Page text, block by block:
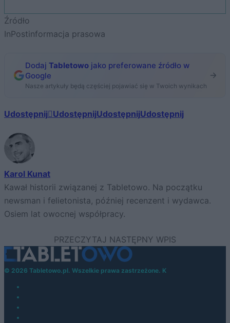
Źródło
InPostinformacja prasowa
Dodaj Tabletowo jako preferowane źródło w
Google
Nasze artykuły będą częściej pojawiać się w Twoich wynikach
Udostępnij UdostępnijUdostępnijUdostępnij
Karol Kunat
Kawał historii związanej z Tabletowo. Na początku
newsman i felietonista, później recenzent i wydawca.
Osiem lat owocnej współpracy.
© 2026 Tabletowo.pl. Wszelkie prawa zastrzeżone. K